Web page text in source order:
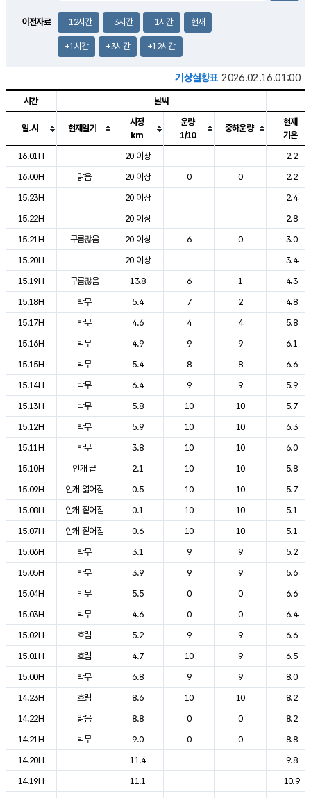
이전자료 -12시간 -3시간 -1시간 현재
+1시간 +3시간 +12시간
기상실황표 2026.02.16.01:00
도시별 기상실황표로 지점, 날씨, 기온, 강수, 바람, 기압등을 안내한 표입
시간 날씨
일.시 현재일기
시정
km
운량
1/10
중하운량
현재
기온
16.01H
20 이상
2.2
16.00H
맑음 20 이상 0 0
2.2
15.23H
20 이상
2.4
15.22H
20 이상
2.8
15.21H
구름많음 20 이상 6 0
3.0
15.20H
20 이상
3.4
15.19H
구름많음 13.8 6 1
4.3
15.18H
박무 5.4 7 2
4.8
15.17H
박무 4.6 4 4
5.8
15.16H
박무 4.9 9 9
6.1
15.15H
박무 5.4 8 8
6.6
15.14H
박무 6.4 9 9
5.9
15.13H
박무 5.8 10 10
5.7
15.12H
박무 5.9 10 10
6.3
15.11H
박무 3.8 10 10
6.0
15.10H
안개 끝 2.1 10 10
5.8
15.09H
안개 엷어짐 0.5 10 10
5.7
15.08H
안개 짙어짐 0.1 10 10
5.1
15.07H
안개 짙어짐 0.6 10 10
5.1
15.06H
박무 3.1 9 9
5.2
15.05H
박무 3.9 9 9
5.6
15.04H
박무 5.5 0 0
6.6
15.03H
박무 4.6 0 0
6.4
15.02H
흐림 5.2 9 9
6.6
15.01H
흐림 4.7 10 9
6.5
15.00H
박무 6.8 9 9
8.0
14.23H
흐림 8.6 10 10
8.2
14.22H
맑음 8.8 0 0
8.2
14.21H
박무 9.0 0 0
8.8
14.20H
11.4
9.8
14.19H
11.1
10.9